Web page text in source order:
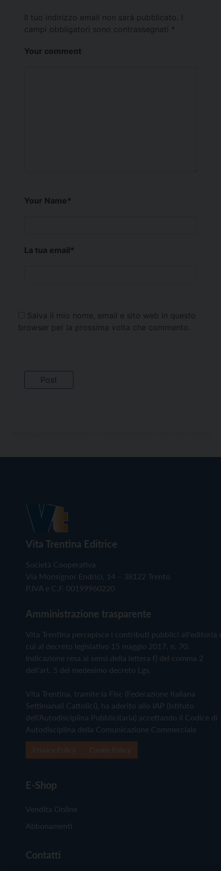
Il tuo indirizzo email non sarà pubblicato.
campi obbligatori sono contrassegnati *
Your comment
Your Name*
La tua email*
Salva il mio nome, email e sito web in questo
browser per la prossima volta che commento.
Vita Trentina Editrice
Società Cooperativa
Via Monsignor Endrici, 14 – 38122 Trento
P.IVA e C.F. 00199960220
Amministrazione trasparente
Vita Trentina percepisce i contributi pubblici all'editoria
cui al decreto legislativo 15 maggio 2017, n. 70.
Indicazione resa ai sensi della lettera f) del comma 2
dell'art. 5 del medesimo decreto Lgs.
Vita Trentina, tramite la Fisc (Federazione Italiana
Settimanali Cattolici), ha aderito allo IAP (Istituto
dell'Autodisciplina Pubblicitaria) accettando il Codice di
Autodisciplina della Comunicazione Commerciale
E-Shop
Vendita Online
Abbonamenti
Contatti